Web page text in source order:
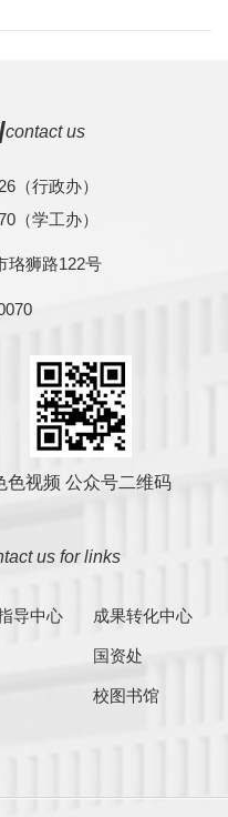
contact us
（行政办）
（学工办）
珞狮路122号
色视频 公众号二维码
us for links
导中心 成果转化中心
国资处
校图书馆